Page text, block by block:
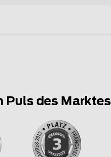
Puls des Marktes